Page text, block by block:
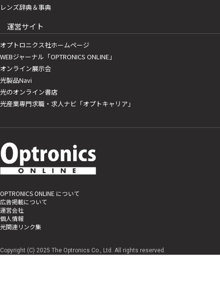
レンズ辞典＆事典
運営サイト
オプトロニクス社ホームページ
WEBジャーナル「OPTRONICS ONLINE」
オンライン展示会
光製品Navi
光のオンライン書店
光産業専門求職・求人ナビ「オプトキャリア」
OPTRONICS ONLINE について
広告掲載について
運営会社
個人情報
光関連リンク集
Copyright (C) 2025 The Optronics Co., Ltd. All rights reserved.